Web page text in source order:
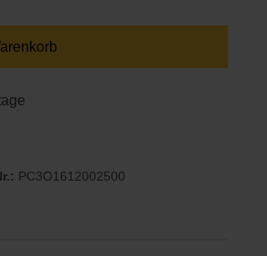
PC3O1612002500